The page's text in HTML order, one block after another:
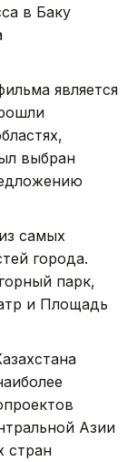
в Баку
является
выбран
самых
города.
парк,
и Площадь
Азии
стран